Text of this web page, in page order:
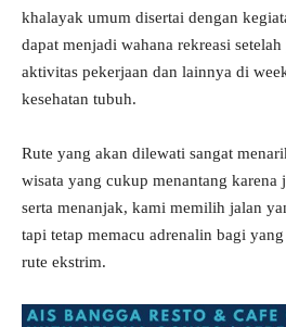
khalayak umum disertai dengan
dapat menjadi wahana rekreasi
aktivitas pekerjaan dan lainnya di
kesehatan tubuh.
Rute yang akan dilewati sangat
wisata yang cukup menantang karena
serta menanjak, kami memilih jalan
tapi tetap memacu adrenalin bagi
rute ekstrim.